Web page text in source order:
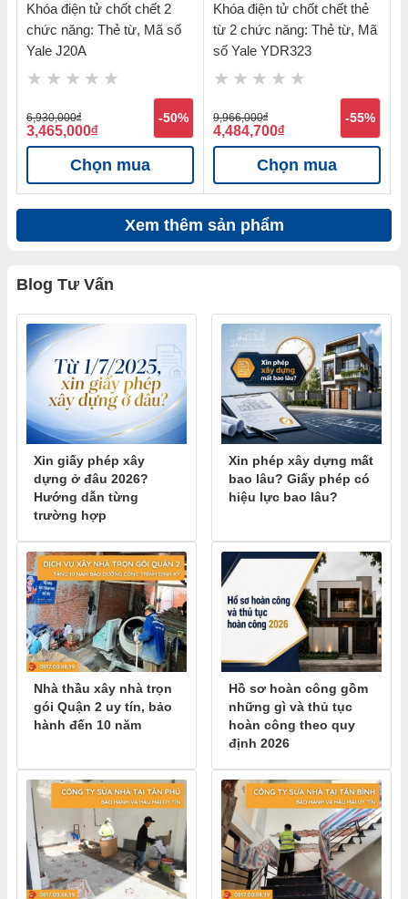
Khóa điện tử chốt chết 2
chức năng: Thẻ từ, Mã số
Yale J20A
6,930,000đ
3,465,000đ
-50%
Chọn mua
Khóa điện tử chốt chết thẻ
từ 2 chức năng: Thẻ từ, Mã
số Yale YDR323
9,966,000đ
4,484,700đ
-55%
Chọn mua
Xem thêm sản phẩm
Blog Tư Vấn
Xin giấy phép xây
dựng ở đâu 2026?
Hướng dẫn từng
trường hợp
Xin phép xây dựng mất
bao lâu? Giấy phép có
hiệu lực bao lâu?
Nhà thầu xây nhà trọn
gói Quận 2 uy tín, bảo
hành đến 10 năm
Hồ sơ hoàn công gồm
những gì và thủ tục
hoàn công theo quy
định 2026